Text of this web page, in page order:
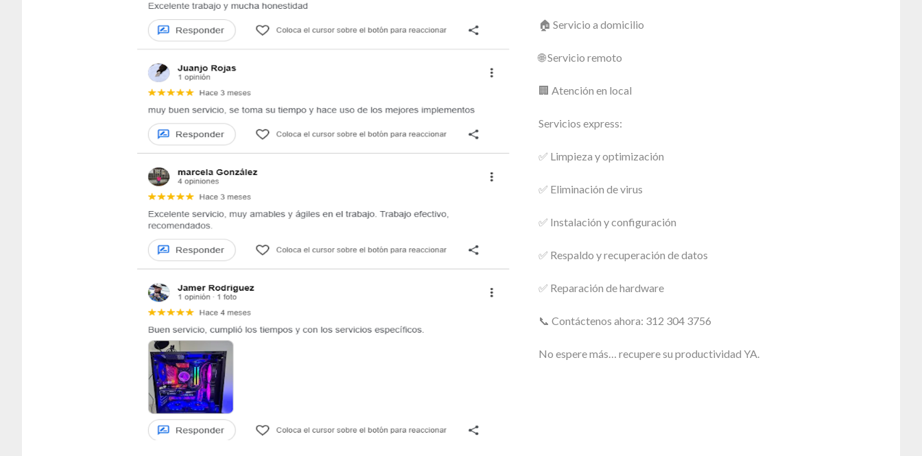
🏠 Servicio a domicilio
🌐 Servicio remoto
🏢 Atención en local
Servicios express:
✅ Limpieza y optimización
✅ Eliminación de virus
✅ Instalación y configuración
✅ Respaldo y recuperación de datos
✅ Reparación de hardware
📞 Contáctenos ahora: 312 304 3756
No espere más… recupere su productividad YA.